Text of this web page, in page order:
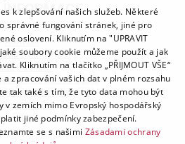
Kontakt
odborné divize
pobočky
osobních údajů
podmínky
chování
Blog
k zlepšování našich služeb. Některé
správné fungování stránek, jiné pro
oslovení. Kliknutím na "UPRAVIT
soubory cookie můžeme použít a jak
Kliknutím na tlačítko „PŘIJMOUT VŠE“
zpracování vašich dat v plném rozsahu
tak také s tím, že tyto data mohou být
v zemích mimo Evropský hospodářský
jiné podmínky zabezpečení.
se s našimi Zásadami ochrany